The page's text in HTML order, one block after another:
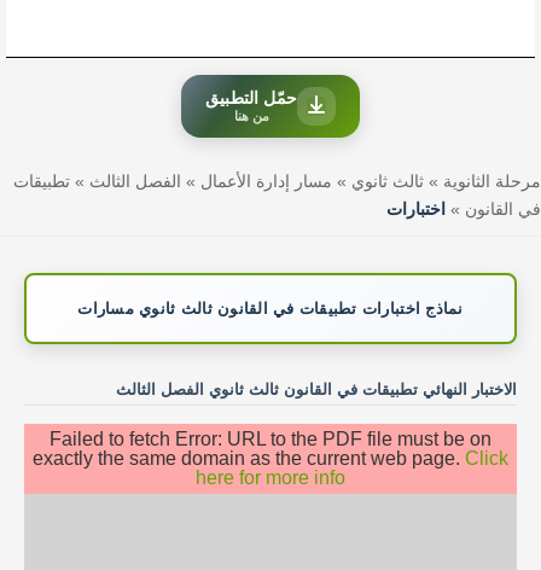
حمّل التطبيق
من هنا
مرحلة الثانوية » ثالث ثانوي » مسار إدارة الأعمال » الفصل الثالث » تطبيقات
في القانون » اختبارات
نماذج اختبارات تطبيقات في القانون ثالث ثانوي مسارات
الاختبار النهائي تطبيقات في القانون ثالث ثانوي الفصل الثالث
Failed to fetch Error: URL to the PDF file must be on
exactly the same domain as the current web page. Click
here for more info